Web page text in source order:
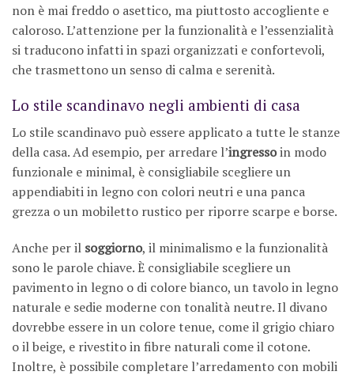
non è mai freddo o asettico, ma piuttosto accogliente e
caloroso. L’attenzione per la funzionalità e l’essenzialità
si traducono infatti in spazi organizzati e confortevoli,
che trasmettono un senso di calma e serenità.
Lo stile scandinavo negli ambienti di casa
Lo stile scandinavo può essere applicato a tutte le stanze
della casa. Ad esempio, per arredare l’ingressoin modo
funzionale e minimal, è consigliabile scegliere un
appendiabiti in legno con colori neutri e una panca
grezza o un mobiletto rustico per riporre scarpe e borse.
Anche per il soggiorno, il minimalismo e la funzionalità
sono le parole chiave. È consigliabile scegliere un
pavimento in legno o di colore bianco, un tavolo in legno
naturale e sedie moderne con tonalità neutre. Il divano
dovrebbe essere in un colore tenue, come il grigio chiaro
o il beige, e rivestito in fibre naturali come il cotone.
Inoltre, è possibile completare l’arredamento con mobili